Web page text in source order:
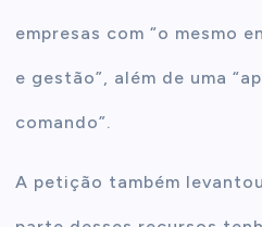
empresas com “o mesmo
e gestão”, além de uma
comando”.
A petição também